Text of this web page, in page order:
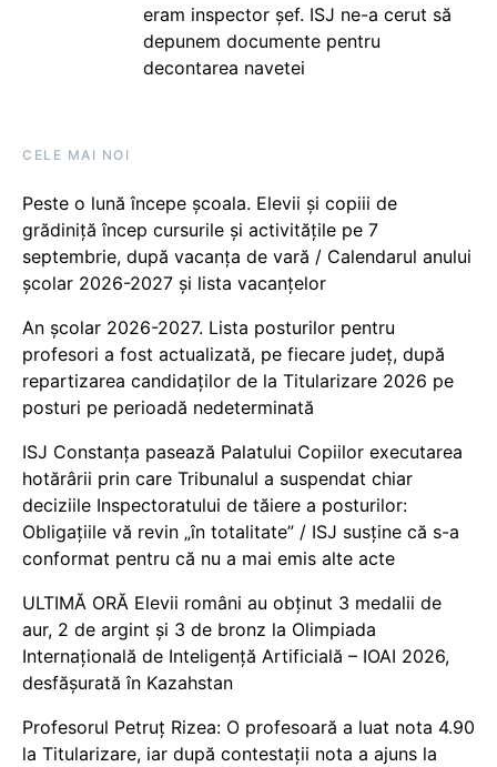
eram inspector șef. ISJ ne-a cerut să
depunem documente pentru
decontarea navetei
CELE MAI NOI
Peste o lună începe școala. Elevii și copiii de
grădiniță încep cursurile și activitățile pe 7
septembrie, după vacanța de vară / Calendarul anului
școlar 2026-2027 și lista vacanțelor
An școlar 2026-2027. Lista posturilor pentru
profesori a fost actualizată, pe fiecare județ, după
repartizarea candidaților de la Titularizare 2026 pe
posturi pe perioadă nedeterminată
ISJ Constanța pasează Palatului Copiilor executarea
hotărârii prin care Tribunalul a suspendat chiar
deciziile Inspectoratului de tăiere a posturilor:
Obligațiile vă revin „în totalitate” / ISJ susține că s-a
conformat pentru că nu a mai emis alte acte
ULTIMĂ ORĂ Elevii români au obținut 3 medalii de
aur, 2 de argint și 3 de bronz la Olimpiada
Internațională de Inteligență Artificială – IOAI 2026,
desfășurată în Kazahstan
Profesorul Petruț Rizea: O profesoară a luat nota 4.90
la Titularizare, iar după contestații nota a ajuns la